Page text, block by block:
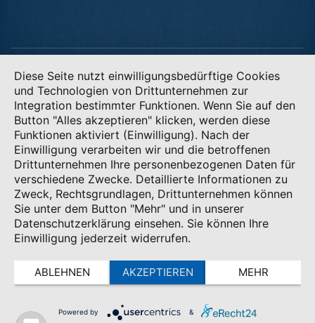
Copyright 2022 SV AICHSTETTEN |zLiga-Vereinshomepage
id-zemke.de|LOGIN
Diese Seite nutzt einwilligungsbedürftige Cookies
und Technologien von Drittunternehmen zur
Integration bestimmter Funktionen. Wenn Sie auf den
Button "Alles akzeptieren" klicken, werden diese
Funktionen aktiviert (Einwilligung). Nach der
Einwilligung verarbeiten wir und die betroffenen
Drittunternehmen Ihre personenbezogenen Daten für
verschiedene Zwecke. Detaillierte Informationen zu
Zweck, Rechtsgrundlagen, Drittunternehmen können
Sie unter dem Button "Mehr" und in unserer
Datenschutzerklärung einsehen. Sie können Ihre
Einwilligung jederzeit widerrufen.
ABLEHNEN AKZEPTIEREN MEHR
Powered by &